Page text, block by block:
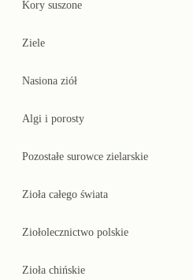
Kory suszone
Ziele
Nasiona ziół
Algi i porosty
Pozostałe surowce zielarskie
Zioła całego świata
Ziołolecznictwo polskie
Zioła chińskie